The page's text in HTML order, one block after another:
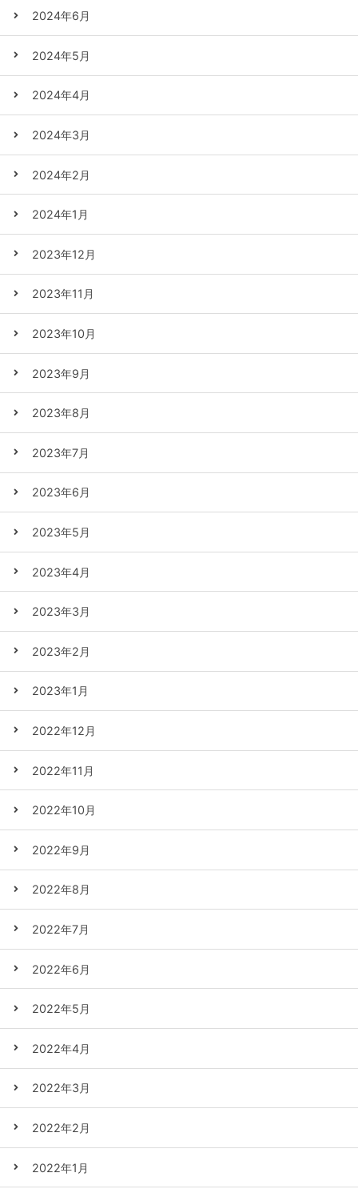
2024年6月
2024年5月
2024年4月
2024年3月
2024年2月
2024年1月
2023年12月
2023年11月
2023年10月
2023年9月
2023年8月
2023年7月
2023年6月
2023年5月
2023年4月
2023年3月
2023年2月
2023年1月
2022年12月
2022年11月
2022年10月
2022年9月
2022年8月
2022年7月
2022年6月
2022年5月
2022年4月
2022年3月
2022年2月
2022年1月